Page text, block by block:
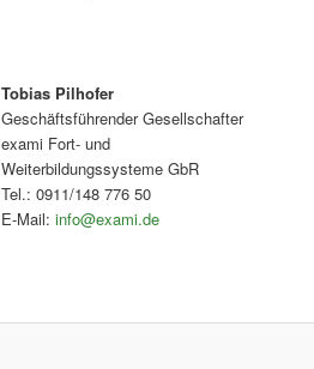
Tobias Pilhofer
Geschäftsführender Gesellschafter
exami Fort- und
Weiterbildungssysteme GbR
Tel.: 0911/148 776 50
E-Mail:info@exami.de